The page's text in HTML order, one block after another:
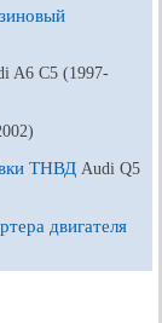
A6 С5 (1997-
ТНВД Audi Q5
двигателя